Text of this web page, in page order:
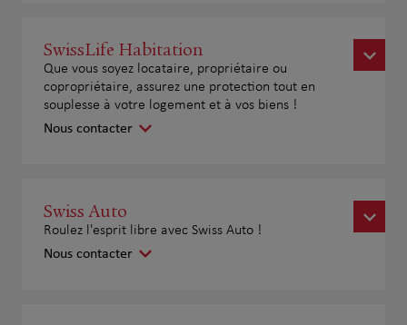
SwissLife Habitation
Que vous soyez locataire, propriétaire ou
copropriétaire, assurez une protection tout en
souplesse à votre logement et à vos biens !
Nous contacter
Swiss Auto
Roulez l'esprit libre avec Swiss Auto !
Nous contacter